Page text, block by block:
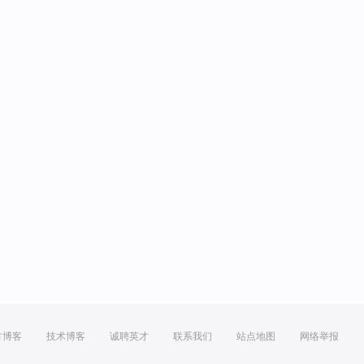
博客 技术博客 诚聘英才 联系我们 站点地图 网络举报